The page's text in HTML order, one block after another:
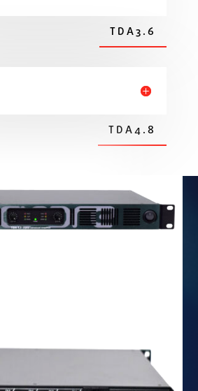
TDA3.6
TDA4.8